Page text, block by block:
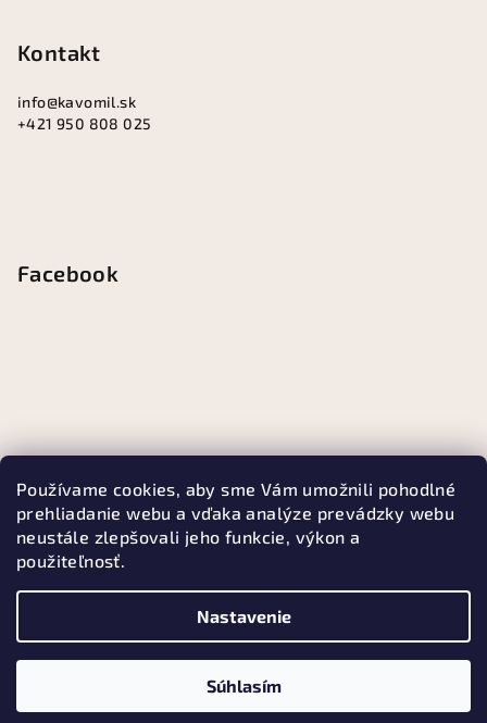
Používame cookies, aby sme Vám umožnili pohodlné
prehliadanie webu a vďaka analýze prevádzky webu
neustále zlepšovali jeho funkcie, výkon a
použiteľnosť.
Nastavenie
Súhlasím
Kontakt
info@kavomil.sk
+421 950 808 025
Facebook
Copyright 2026Kávomil. Všetky práva vyhradené.
Vytvoril Shoptet